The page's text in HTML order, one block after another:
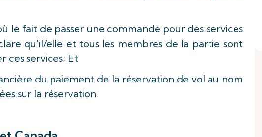
le fait de passer une commande pour des services
qu'il/elle et tous les membres de la partie sont
ces services; Et
du paiement de la réservation de vol au nom
sur la réservation.